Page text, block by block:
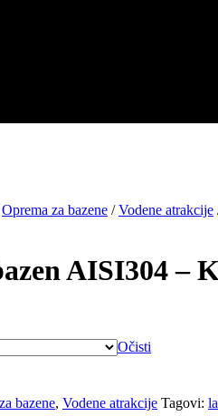
Oprema za bazene /Vodene atrakcije
AISI304 –
Očisti
bazene, Vodene atrakcije Tagovi: